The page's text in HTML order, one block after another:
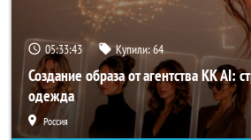
05:33:41 Купили:64
Создание образа от агентства KK AI:
одежда
Россия